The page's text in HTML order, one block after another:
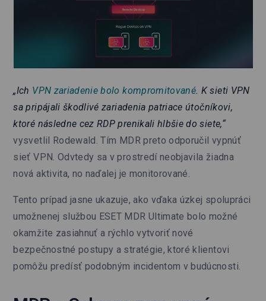
„Ich VPN zariadenie bolo kompromitované . K sieti VPN
sa pripájali škodlivé zariadenia patriace útočníkovi,
ktoré následne cez RDP prenikali hlbšie do siete,“
vysvetlil Rodewald. Tím MDR preto odporučil vypnúť
sieť VPN. Odvtedy sa v prostredí neobjavila žiadna
nová aktivita, no naďalej je monitorované.
Tento prípad jasne ukazuje, ako vďaka úzkej spolupráci
umožnenej službou ESET MDR Ultimate bolo možné
okamžite zasiahnuť a rýchlo vytvoriť nové
bezpečnostné postupy a stratégie, ktoré klientovi
pomôžu predísť podobným incidentom v budúcnosti.